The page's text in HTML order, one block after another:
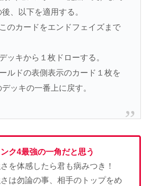
、以下を適用する。
のカードをエンドフェイズまで
ッキから１枚ドローする。
ルドの表側表示のカード１枚を
ッキの一番上に戻す。
ク4最強の一角だと思う
を体感したら君も病みつき！
は勿論の事、相手のトップをめ